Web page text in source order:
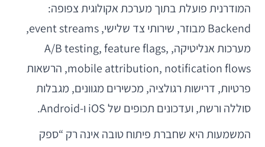
המודרנית פועלת בתוך מערכת אקולוגית צפופה:
Backend מבוזר, שירותי צד שלישי, event streams,
מערכות אנליטיקה, A/B testing, feature flags,
mobile attribution, notification flows, הרשאות
פרטיות, דרישות רגולציה, מכשירים מגוונים, מגבלות
סוללה ורשת, ועדכונים תכופים של iOS ו-Android.
המשמעות היא שחברת פיתוח טובה אינה רק “ספק